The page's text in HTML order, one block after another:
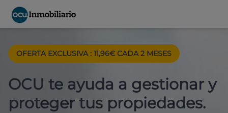
OFERTA EXCLUSIVA : 11,96€ CADA 2 MESES
OCU te ayuda a gestionar y
proteger tus propiedades.